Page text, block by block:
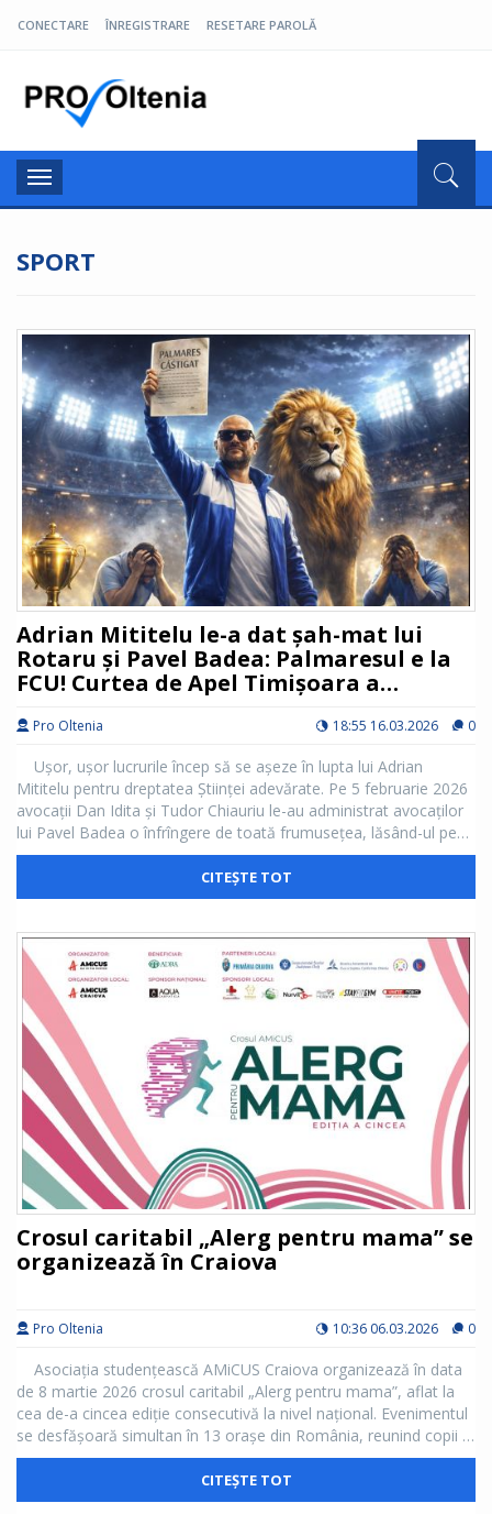
CONECTARE ÎNREGISTRARE RESETARE PAROLĂ
Toggle
navigation
SPORT
Adrian Mititelu le-a dat șah-mat lui
Rotaru și Pavel Badea: Palmaresul e la
FCU! Curtea de Apel Timișoara a
Pro Oltenia 18:55 16.03.2026 0
Ușor, ușor lucrurile încep să se așeze în lupta lui Adrian
Mititelu pentru dreptatea Științei adevărate. Pe 5 februarie 2026
avocații Dan Idita și Tudor Chiauriu le-au administrat avocaților
lui Pavel Badea o înfrîngere de toată frumusețea, lăsând-ul pe
aceștia cu buza umflată.
Curtea de Apel Timișoara a decis că Clubul Sportiv de Drept
Badea nu are nicio legătură cu palmaresul Științei de până în
1991. Iar motivarea judecătorilor de la Curtea de Apel Timișoara
nu mai lasă niciun fel de interpretare. Palmaresul a fost și va
rămâne la FCU. Conducerea lui FCU Craiova a publicat pe pagina
oficială de facebook motivarea Curții de Apel de la Timișoara.
Mai jos vă prezentrăm câteva paragrafe foarte improtante din
motivarea respectivă, scrie în numărul de astăzi cotidianul
craiovean Ediție Specoală.
CITEȘTE TOT
Crosul caritabil „Alerg pentru mama” se
organizează în Craiova
Pro Oltenia 10:36 06.03.2026 0
Asociația studențească AMiCUS Craiova organizează în data
de 8 martie 2026 crosul caritabil „Alerg pentru mama”, aflat la
cea de-a cincea ediție consecutivă la nivel național. Evenimentul
se desfășoară simultan în 13 orașe din România, reunind copii și
adulți care aleargă în sprijinul victimelor violenței domestice și
promovează, totodată, un stil de viață sănătos prin practicarea
sportului.
CITEȘTE TOT